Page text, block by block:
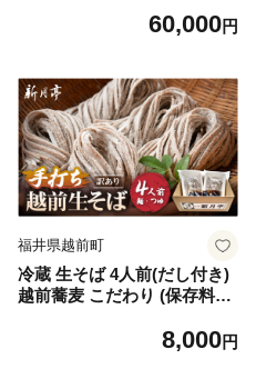
県産 ポーク 豚肉 ぶたにく カ
元交配 とんかつ肉 冷凍肉 弁
当肉 惣菜肉 バーべキュー 国
産 小分けカット】 [e02-f004]
60,000円
福井県越前町
冷蔵 生そば 4人前(だし付き)
越前蕎麦 こだわり (保存料・
しいそばのゆで方ポイント付
8,000円